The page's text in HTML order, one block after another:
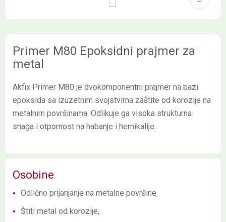
Primer M80 Epoksidni prajmer za
metal
Akfix Primer M80 je dvokomponentni prajmer na bazi
epoksida sa izuzetnim svojstvima zaštite od korozije na
metalnim površinama. Odlikuje ga visoka strukturna
snaga i otpornost na habanje i hemikalije.
Osobine
Odlično prijanjanje na metalne površine,
Štiti metal od korozije,